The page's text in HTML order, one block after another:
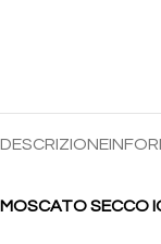
DESCRIZIONE
MOSCATO SECCO